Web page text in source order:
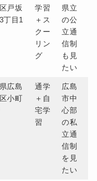
戸坂
丁目1
学習
＋ス
クー
リン
グ
県立
の公
立通
信制
も見
たい
広島
小町
通学
＋自
宅学
習
広島
市中
心部
の私
立通
信制
を見
たい